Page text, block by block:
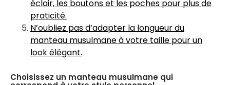
éclair, les boutons et les poches pour plus de
praticité.
N’oubliez pas d’adapter la longueur du
manteau musulmane à votre taille pour un
look élégant.
Choisissez un manteau musulmane qui